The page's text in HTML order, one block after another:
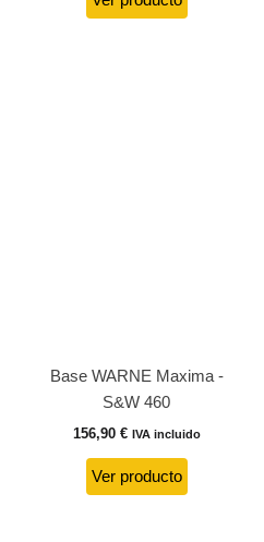
Base WARNE Maxima -
S&W 460
156,90 € IVA incluido
Ver producto